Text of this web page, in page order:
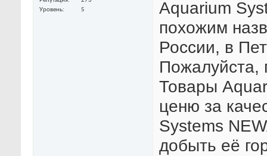
Уровень
5
Aquarium
похожим
России, в
Пожалуйста,
Товары
ценю за
Systems
добыть её